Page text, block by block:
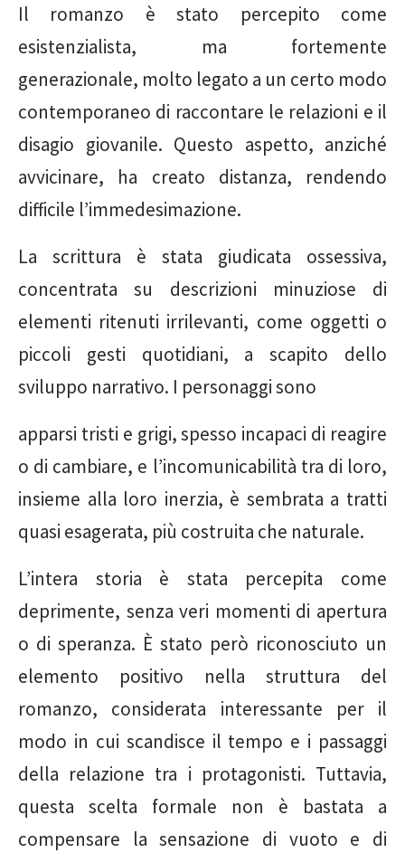
Il romanzo è stato percepito come
esistenzialista, ma fortemente
generazionale, molto legato a un certo modo
contemporaneo di raccontare le relazioni e il
disagio giovanile. Questo aspetto, anziché
avvicinare, ha creato distanza, rendendo
difficile l’immedesimazione.
La scrittura è stata giudicata ossessiva,
concentrata su descrizioni minuziose di
elementi ritenuti irrilevanti, come oggetti o
piccoli gesti quotidiani, a scapito dello
sviluppo narrativo. I personaggi sono
apparsi tristi e grigi, spesso incapaci di reagire
o di cambiare, e l’incomunicabilità tra di loro,
insieme alla loro inerzia, è sembrata a tratti
quasi esagerata, più costruita che naturale.
L’intera storia è stata percepita come
deprimente, senza veri momenti di apertura
o di speranza. È stato però riconosciuto un
elemento positivo nella struttura del
romanzo, considerata interessante per il
modo in cui scandisce il tempo e i passaggi
della relazione tra i protagonisti. Tuttavia,
questa scelta formale non è bastata a
compensare la sensazione di vuoto e di